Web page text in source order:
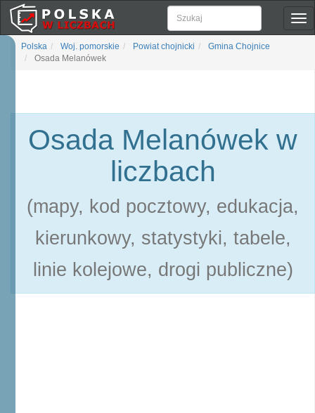
Polska Woj. pomorskie Powiat chojnicki
Gmina Chojnice
Osada Melanówek
Osada Melanówek w
liczbach
(mapy, kod pocztowy, edukacja,
kierunkowy, statystyki, tabele,
linie kolejowe, drogi publiczne)